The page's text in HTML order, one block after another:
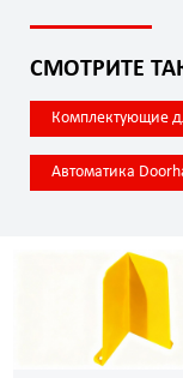
СМОТРИТЕ
Комплектующие
Автоматика